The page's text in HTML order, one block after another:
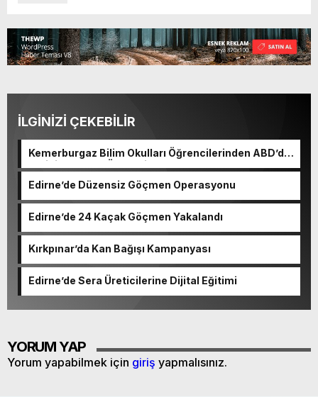
İLGİNİZİ ÇEKEBİLİR
Kemerburgaz Bilim Okulları Öğrencilerinden ABD’de
Tarihi Başarı: 6 Öğrenci 14 Madalya Kazandı
Edirne’de Düzensiz Göçmen Operasyonu
Edirne’de 24 Kaçak Göçmen Yakalandı
Kırkpınar’da Kan Bağışı Kampanyası
Edirne’de Sera Üreticilerine Dijital Eğitimi
YORUM YAP
Yorum yapabilmek için giriş yapmalısınız.